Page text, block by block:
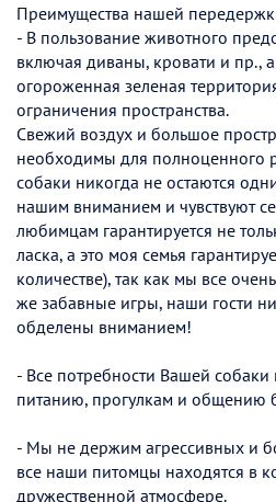
Преимущества нашей
- В пользование животного
включая диваны, кровати и пр.,
огороженная зеленая
ограничения пространства.
Свежий воздух и большое
необходимы для полноценного
собаки никогда не остаются
нашим вниманием и чувствуют
любимцам гарантируется не
ласка, а это моя семья
количестве), так как мы все
же забавные игры, наши гости
обделены вниманием!
- Все потребности Вашей
питанию, прогулкам и общению
- Мы не держим агрессивных и
все наши питомцы находятся в
дружественной атмосфере.